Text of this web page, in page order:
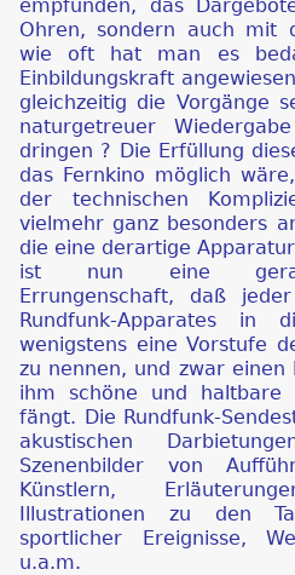
empfunden, das
Ohren, sondern auch mit
wie oft hat man es
Einbildungskraft
gleichzeitig die Vorgänge
naturgetreuer
dringen ? Die Erfüllung
das Fernkino möglich
der technischen
vielmehr ganz besonders
die eine derartige
ist nun eine
Errungenschaft, daß
Rundfunk-Apparates in
wenigstens eine Vorstufe
zu nennen, und zwar
ihm schöne und
fängt. Die Rundfunk-
akustischen
Szenenbilder von
Künstlern,
Illustrationen zu den
sportlicher Ereignisse,
u.a.m.